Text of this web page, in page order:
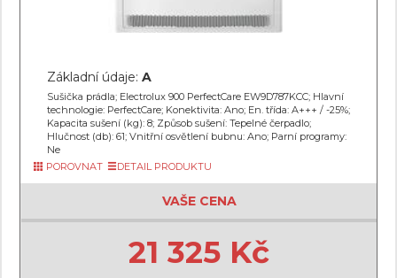
Základní údaje: A
Sušička prádla; Electrolux 900 PerfectCare EW9D787KCC; Hlavní
technologie: PerfectCare; Konektivita: Ano; En. třída: A+++ / -25%;
Kapacita sušení (kg): 8; Způsob sušení: Tepelné čerpadlo;
Hlučnost (db): 61; Vnitřní osvětlení bubnu: Ano; Parní programy:
Ne
POROVNAT
DETAIL PRODUKTU
VAŠE CENA
21 325 Kč